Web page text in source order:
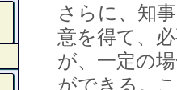
さらに、知
意を得て、
が、一定の
ができる。